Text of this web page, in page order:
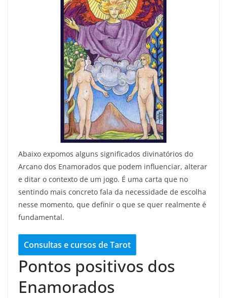
Abaixo expomos alguns significados divinatórios do
Arcano dos Enamorados que podem influenciar, alterar
e ditar o contexto de um jogo. É uma carta que no
sentindo mais concreto fala da necessidade de escolha
nesse momento, que definir o que se quer realmente é
fundamental.
Consultas e cursos de Tarot
Pontos positivos dos
Enamorados